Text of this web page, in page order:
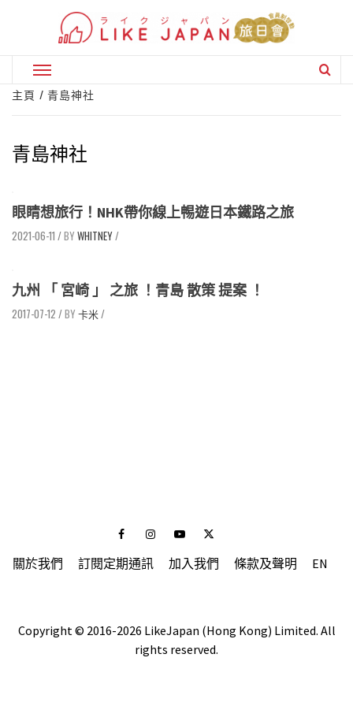
Primary
Menu
主頁 青島神社
青島神社
眼睛想旅行！NHK帶你線上𣈱遊日本鐵路之旅
2021-06-11 / WHITNEY/
九州 「 宮崎 」 之旅 ！青島 散策 提案 ！
2017-07-12 / 卡米/
FacebookInstagramYoutubeTwitter
關於我們 訂閱定期通訊 加入我們 條款及聲明 EN
Copyright © 2016-2026 LikeJapan (Hong Kong) Limited. All
rights reserved.